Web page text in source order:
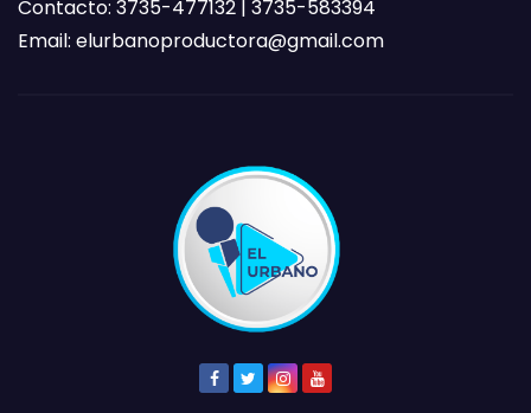
Contacto: 3735-477132 | 3735-583394
Email: elurbanoproductora@gmail.com